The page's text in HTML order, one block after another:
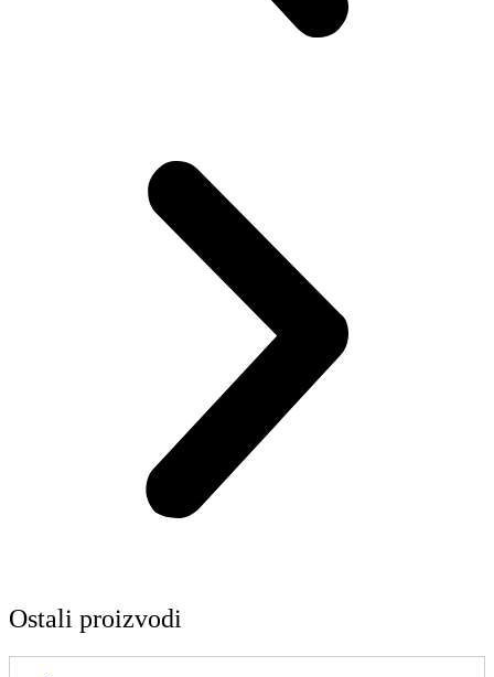
Ostali proizvodi